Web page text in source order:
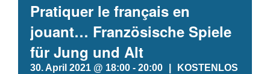
Pratiquer le français en
jouant… Französische Spiele
für Jung und Alt
30. April 2021 @ 18:00 - 20:00 KOSTENLOS